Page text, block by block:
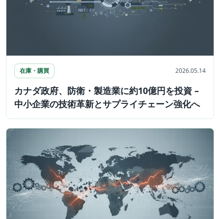
在庫・購買 2026.05.14
カナダ政府、防衛・製造業に約10億円を投資 –
中小企業の技術革新とサプライチェーン強化へ